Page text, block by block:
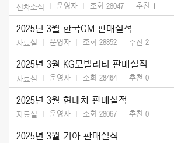
신차소식 운영자 조회 28047 추천 1
2025년 3월 한국GM 판매실적
자료실 운영자 조회 28852 추천 2
2025년 3월 KG모빌리티 판매실적
자료실 운영자 조회 28464 추천 0
2025년 3월 현대차 판매실적
자료실 운영자 조회 28067 추천 0
2025년 3월 기아 판매실적